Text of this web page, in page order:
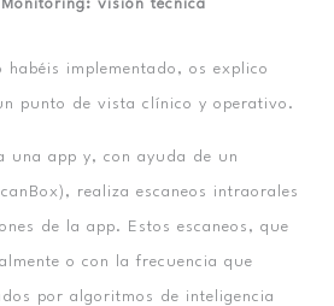
visión técnica
habéis implementado, os explico
punto de vista clínico y operativo.
una app y, con ayuda de un
realiza escaneos intraorales
de la app. Estos escaneos, que
o con la frecuencia que
por algoritmos de inteligencia